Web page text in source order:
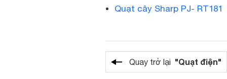
Quạt cây Sharp PJ- RT181
Quay trở lại "Quạt điện"